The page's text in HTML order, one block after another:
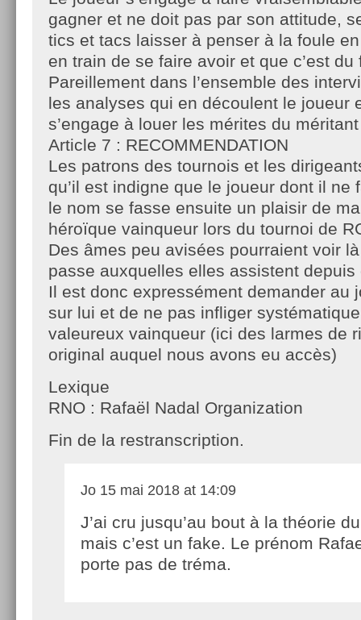
gagner et ne doit pas par son attitude,
tics et tacs laisser à penser à la foule
en train de se faire avoir et que c’est
Pareillement dans l’ensemble des
les analyses qui en découlent le joueur
s’engage à louer les mérites du
Article 7 : RECOMMENDATION
Les patrons des tournois et les
qu’il est indigne que le joueur dont il ne
le nom se fasse ensuite un plaisir de
héroïque vainqueur lors du tournoi de
Des âmes peu avisées pourraient voir
passe auxquelles elles assistent depuis
Il est donc expressément demander au
sur lui et de ne pas infliger
valeureux vainqueur (ici des larmes de
original auquel nous avons eu accès)
Lexique
RNO : Rafaël Nadal Organization
Fin de la restranscription.
Jo 15 mai 2018 at 14:09
J’ai cru jusqu’au bout à la théorie
mais c’est un fake. Le prénom
porte pas de tréma.